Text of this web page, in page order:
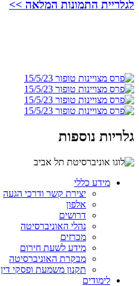
לגלריית התמונות המלאה >>
גלריות נוספות
מידע כללי
יצירת קשר ודרכי הגעה
אלפון
דרושים
נהלי האוניברסיטה
מכרזים
מידע לשעת חירום
מבקרת האוניברסיטה
תקנון משמעת ופסקי דין
לימודים